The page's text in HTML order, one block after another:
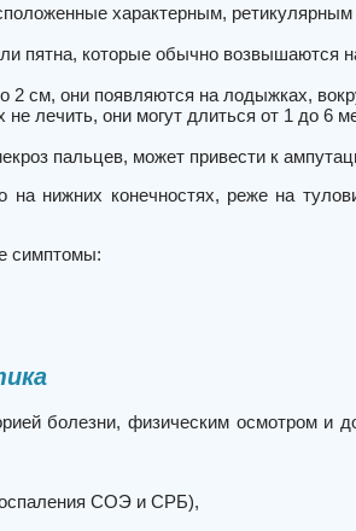
характерным,
пятна, которые обычно возвышаются
см, они появляются на лодыжках,
лечить, они могут длиться от 1 до 6
пальцев, может привести к
нижних конечностях, реже на
симптомы:
болезни, физическим осмотром и
СОЭ и СРБ),